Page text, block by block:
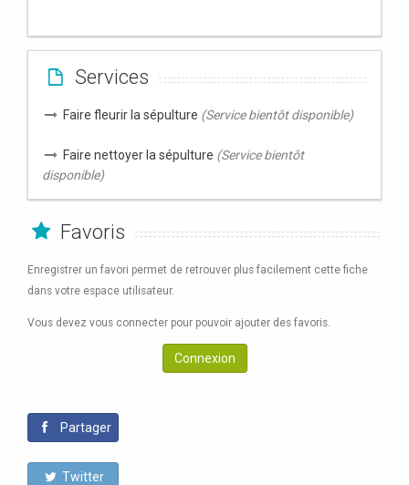
Services
Faire fleurir la sépulture (Service bientôt disponible)
Faire nettoyer la sépulture (Service bientôt
disponible)
Favoris
Enregistrer un favori permet de retrouver plus facilement cette fiche
dans votre espace utilisateur.
Vous devez vous connecter pour pouvoir ajouter des favoris.
Connexion
Partager
Twitter